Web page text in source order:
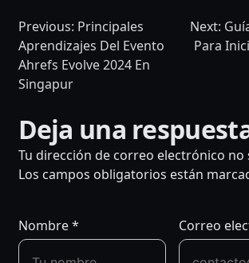
NAVEGACIÓN
DE
Previous: Principales
Aprendizajes Del Evento
Ahrefs Evolve 2024 En
Singapur
Next:
Para
Deja una
Tu dirección de correo electrónico no
Los campos obligatorios están
Nombre* Correo